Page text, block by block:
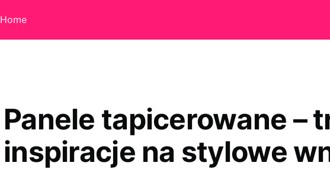
Home
Panele tapicerowane –
inspiracje na stylowe